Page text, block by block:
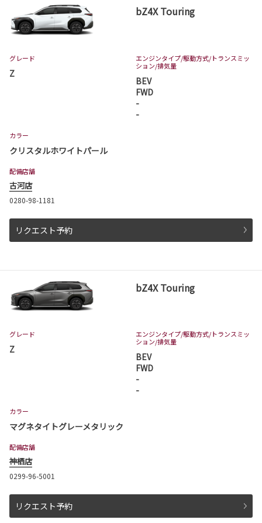
bZ4X Touring
グレード
Z
エンジンタイプ/駆動方式/トランスミッ
ション/排気量
BEV
FWD
-
-
カラー
クリスタルホワイトパール
配備店舗
古河店
0280-98-1181
リクエスト予約
bZ4X Touring
グレード
Z
エンジンタイプ/駆動方式/トランスミッ
ション/排気量
BEV
FWD
-
-
カラー
マグネタイトグレーメタリック
配備店舗
神栖店
0299-96-5001
リクエスト予約